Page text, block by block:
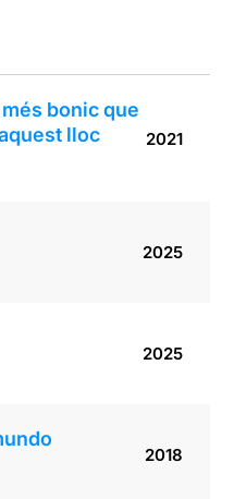
bonic que
lloc
2021
2025
2025
2018